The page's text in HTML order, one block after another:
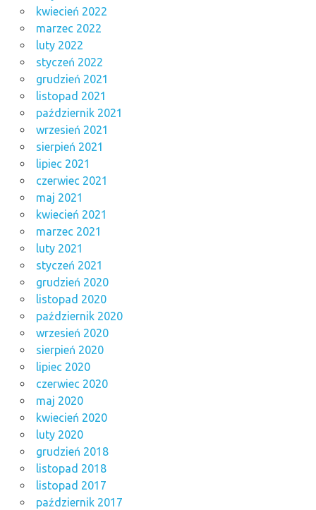
kwiecień 2022
marzec 2022
luty 2022
styczeń 2022
grudzień 2021
listopad 2021
październik 2021
wrzesień 2021
sierpień 2021
lipiec 2021
czerwiec 2021
maj 2021
kwiecień 2021
marzec 2021
luty 2021
styczeń 2021
grudzień 2020
listopad 2020
październik 2020
wrzesień 2020
sierpień 2020
lipiec 2020
czerwiec 2020
maj 2020
kwiecień 2020
luty 2020
grudzień 2018
listopad 2018
listopad 2017
październik 2017